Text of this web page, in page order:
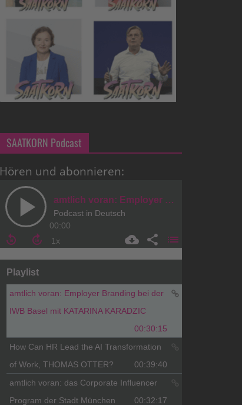
SAATKORN Podcast
Hören und abonnieren: